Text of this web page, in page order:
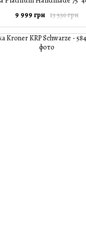
13 536 грн
9 999 грн